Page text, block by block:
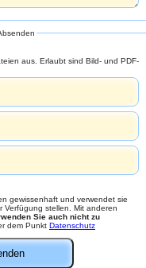
und PDF-
und verwendet sie
Verfügung stellen. Mit anderen
dem Punkt Datenschutz